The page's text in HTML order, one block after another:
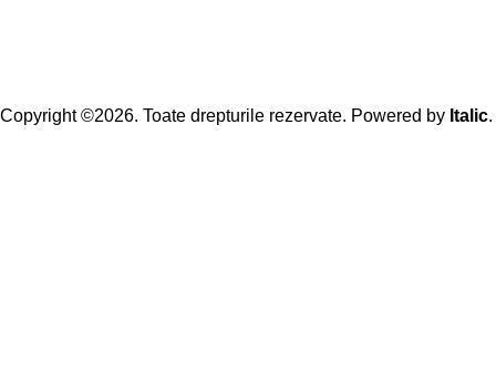
Copyright ©2026. Toate drepturile rezervate. Powered by Italic.